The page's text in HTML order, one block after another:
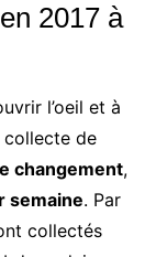
2017 à
l’oeil et à
collecte de
changement,
semaine. Par
collectés